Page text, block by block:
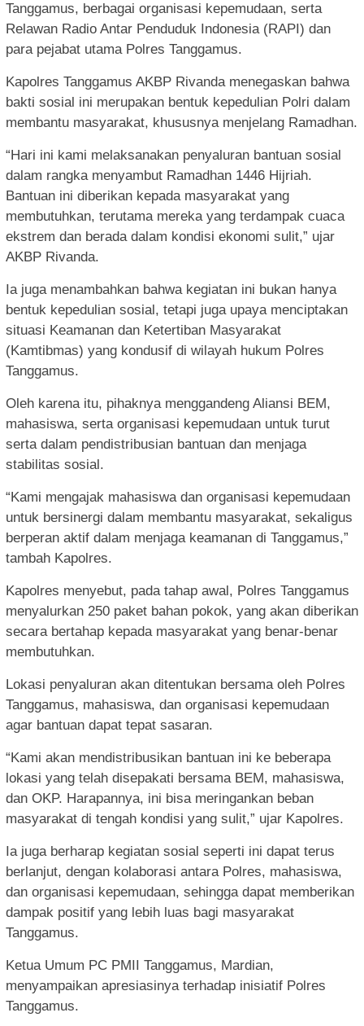
Tanggamus, berbagai organisasi kepemudaan, serta
Relawan Radio Antar Penduduk Indonesia (RAPI) dan
para pejabat utama Polres Tanggamus.
Kapolres Tanggamus AKBP Rivanda menegaskan bahwa
bakti sosial ini merupakan bentuk kepedulian Polri dalam
membantu masyarakat, khususnya menjelang Ramadhan.
“Hari ini kami melaksanakan penyaluran bantuan sosial
dalam rangka menyambut Ramadhan 1446 Hijriah.
Bantuan ini diberikan kepada masyarakat yang
membutuhkan, terutama mereka yang terdampak cuaca
ekstrem dan berada dalam kondisi ekonomi sulit,” ujar
AKBP Rivanda.
Ia juga menambahkan bahwa kegiatan ini bukan hanya
bentuk kepedulian sosial, tetapi juga upaya menciptakan
situasi Keamanan dan Ketertiban Masyarakat
(Kamtibmas) yang kondusif di wilayah hukum Polres
Tanggamus.
Oleh karena itu, pihaknya menggandeng Aliansi BEM,
mahasiswa, serta organisasi kepemudaan untuk turut
serta dalam pendistribusian bantuan dan menjaga
stabilitas sosial.
“Kami mengajak mahasiswa dan organisasi kepemudaan
untuk bersinergi dalam membantu masyarakat, sekaligus
berperan aktif dalam menjaga keamanan di Tanggamus,”
tambah Kapolres.
Kapolres menyebut, pada tahap awal, Polres Tanggamus
menyalurkan 250 paket bahan pokok, yang akan diberikan
secara bertahap kepada masyarakat yang benar-benar
membutuhkan.
Lokasi penyaluran akan ditentukan bersama oleh Polres
Tanggamus, mahasiswa, dan organisasi kepemudaan
agar bantuan dapat tepat sasaran.
“Kami akan mendistribusikan bantuan ini ke beberapa
lokasi yang telah disepakati bersama BEM, mahasiswa,
dan OKP. Harapannya, ini bisa meringankan beban
masyarakat di tengah kondisi yang sulit,” ujar Kapolres.
Ia juga berharap kegiatan sosial seperti ini dapat terus
berlanjut, dengan kolaborasi antara Polres, mahasiswa,
dan organisasi kepemudaan, sehingga dapat memberikan
dampak positif yang lebih luas bagi masyarakat
Tanggamus.
Ketua Umum PC PMII Tanggamus, Mardian,
menyampaikan apresiasinya terhadap inisiatif Polres
Tanggamus.